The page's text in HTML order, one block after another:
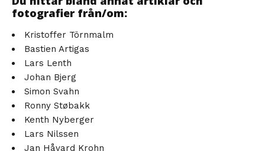
fotografier från/om:
Kristoffer Törnmalm
Bastien Artigas
Lars Lenth
Johan Bjerg
Simon Svahn
Ronny Støbakk
Kenth Nyberger
Lars Nilssen
Jan Håvard Krohn